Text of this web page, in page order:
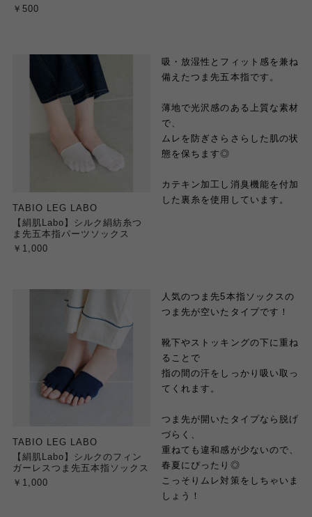
￥500
TABIO LEG LABO
【絹肌Labo】シルク絹紡糸つ
ま先五本指パーツソックス
￥1,000
吸・放湿性とフィット感を兼ね
備えたつま先五本指です。
薄地で光沢感のある上質な素材
で、
ムレを防ぎさらさらした肌の状
態を保ちます◎
カテキン加工し消臭機能を付加
した裏糸を使用しています。
TABIO LEG LABO
【絹肌Labo】シルクのフィン
ガーレスつま先五本指ソックス
￥1,000
人気のつま先5本指ソックスの
つま先が空いたタイプです！
靴下やストッキングの下に重ね
ることで
指の間の汗をしっかり吸い取っ
てくれます。
つま先が開いたタイプなら脱げ
づらく、
重ねても違和感が少ないので、
春夏にぴったり◎
こっそりムレ対策をしちゃいま
しょう！